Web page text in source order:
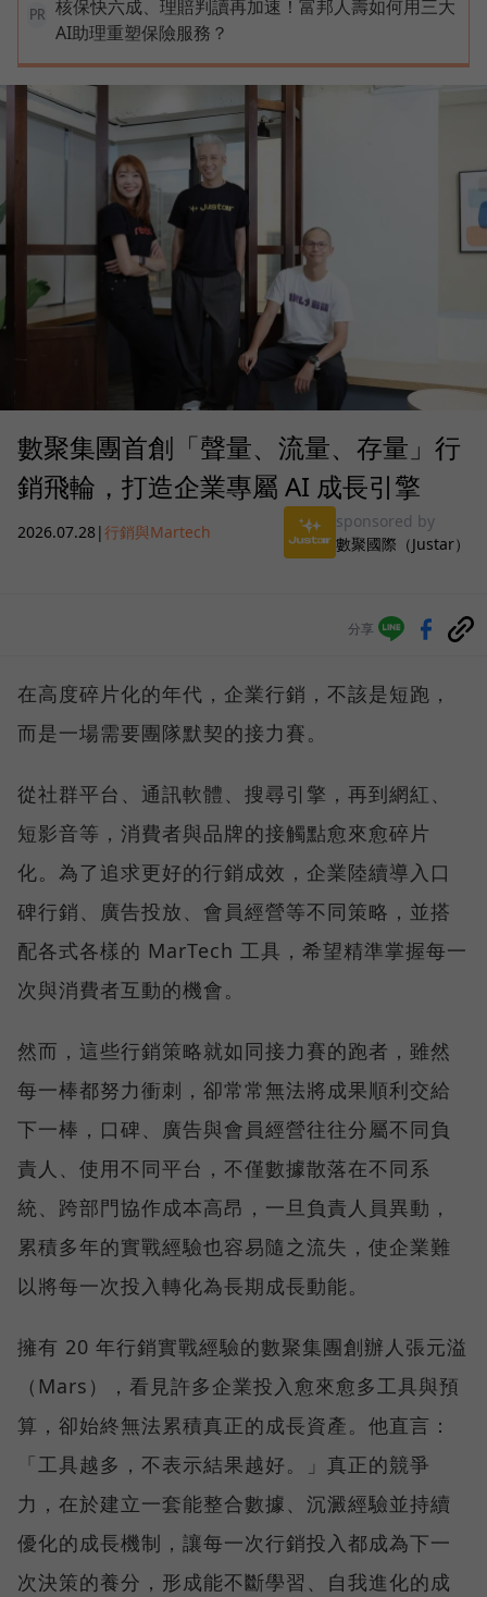
PR
核保快六成、理賠判讀再加速！富邦人壽如何用三大
AI助理重塑保險服務？
數聚集團首創「聲量、流量、存量」行
銷飛輪，打造企業專屬 AI 成長引擎
2026.07.28|行銷與Martech
sponsored by
數聚國際（Justar）
分享
在高度碎片化的年代，企業行銷，不該是短跑，
而是一場需要團隊默契的接力賽。
從社群平台、通訊軟體、搜尋引擎，再到網紅、
短影音等，消費者與品牌的接觸點愈來愈碎片
化。為了追求更好的行銷成效，企業陸續導入口
碑行銷、廣告投放、會員經營等不同策略，並搭
配各式各樣的 MarTech 工具，希望精準掌握每一
次與消費者互動的機會。
然而，這些行銷策略就如同接力賽的跑者，雖然
每一棒都努力衝刺，卻常常無法將成果順利交給
下一棒，口碑、廣告與會員經營往往分屬不同負
責人、使用不同平台，不僅數據散落在不同系
統、跨部門協作成本高昂，一旦負責人員異動，
累積多年的實戰經驗也容易隨之流失，使企業難
以將每一次投入轉化為長期成長動能。
擁有 20 年行銷實戰經驗的數聚集團創辦人張元溢
（Mars），看見許多企業投入愈來愈多工具與預
算，卻始終無法累積真正的成長資產。他直言：
「工具越多，不表示結果越好。」真正的競爭
力，在於建立一套能整合數據、沉澱經驗並持續
優化的成長機制，讓每一次行銷投入都成為下一
次決策的養分，形成能不斷學習、自我進化的成